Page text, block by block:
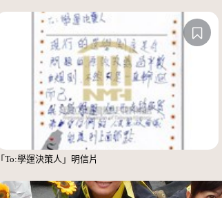
「To:學運決策人」明信片